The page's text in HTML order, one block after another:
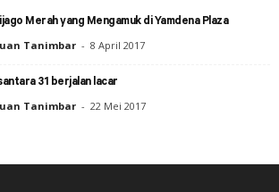
Merah yang Mengamuk di Yamdena Plaza
Tanimbar - 8 April 2017
31 berjalan lacar
Tanimbar - 22 Mei 2017